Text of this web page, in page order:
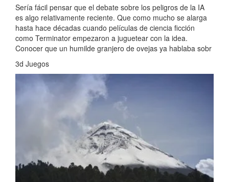
Sería fácil pensar que el debate sobre los peligros de la IA
es algo relativamente reciente. Que como mucho se alarga
hasta hace décadas cuando películas de ciencia ficción
como Terminator empezaron a juguetear con la idea.
Conocer que un humilde granjero de ovejas ya hablaba sobr
3d Juegos